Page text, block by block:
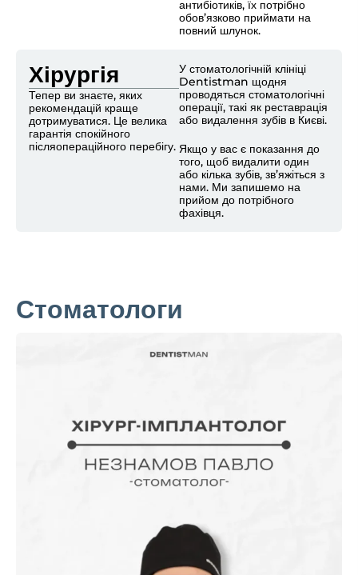
антибіотиків, їх потрібно
обов’язково приймати на
повний шлунок.
Хірургія
Тепер ви знаєте, яких
рекомендацій краще
дотримуватися. Це велика
гарантія спокійного
післяопераційного перебігу.
У стоматологічній клініці
Dentistman щодня
проводяться стоматологічні
операції, такі як реставрація
або видалення зубів в Києві.
Якщо у вас є показання до
того, щоб видалити один
або кілька зубів, зв’яжіться з
нами. Ми запишемо на
прийом до потрібного
фахівця.
Стоматологи